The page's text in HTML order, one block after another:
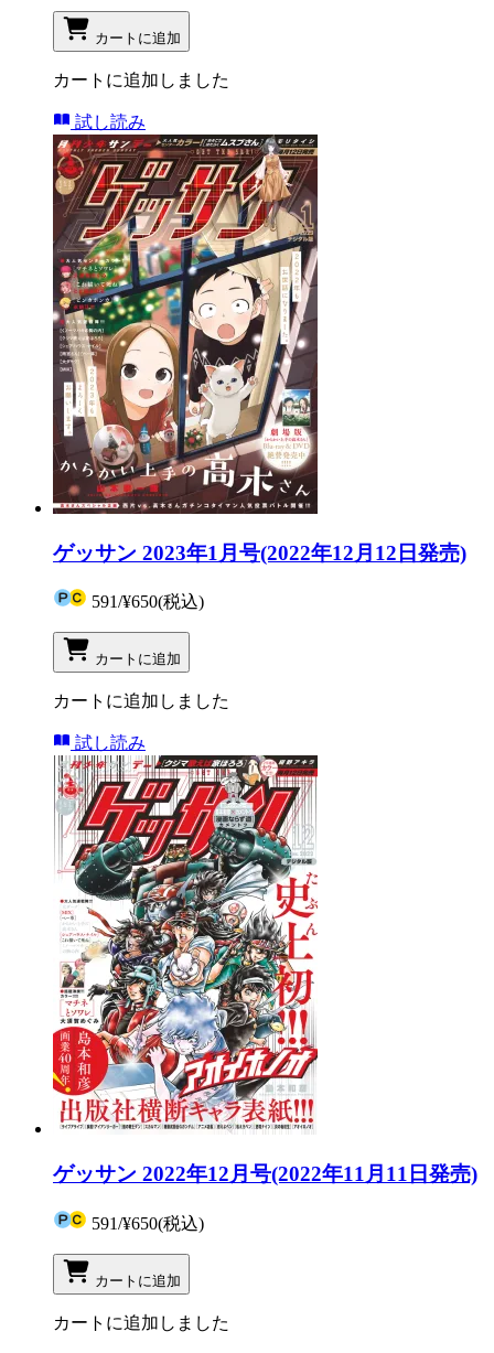
カートに追加
カートに追加しました
試し読み
ゲッサン 2023年1月号(2022年12月12日発売)
591/¥650(税込)
カートに追加
カートに追加しました
試し読み
ゲッサン 2022年12月号(2022年11月11日発売)
591/¥650(税込)
カートに追加
カートに追加しました